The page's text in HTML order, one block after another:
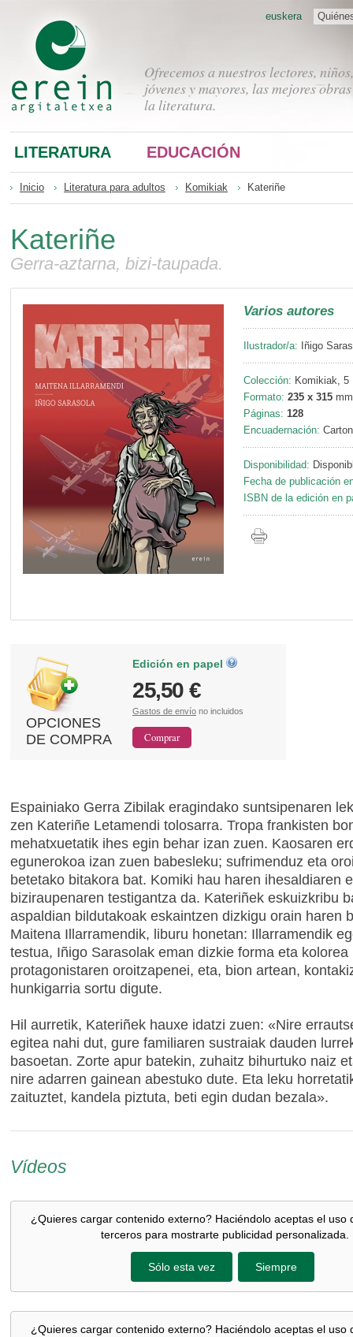
Ofrecemos a nuestros lectores, niños,
jóvenes y mayores, las mejores
la literatura.
euskera
LITERATURA EDUCACIÓN
Inicio Literatura para adultos Komikiak Kateriñe
Kateriñe
Gerra-aztarna, bizi-taupada.
Varios autores
Ilustrador/a: Iñigo
Colección: Komikiak, 5
Formato: 235 x 315 mm
Páginas: 128
Encuadernación:
Disponibilidad:
Fecha de publicación
ISBN de la edición en
OPCIONES
DE COMPRA
Edición en papel
25,50 €
Gastos de envío no incluidos
Espainiako Gerra Zibilak eragindako suntsipenaren
zen Kateriñe Letamendi tolosarra. Tropa frankisten
mehatxuetatik ihes egin behar izan zuen. Kaosaren
egunerokoa izan zuen babesleku; sufrimenduz eta
betetako bitakora bat. Komiki hau haren ihesaldiaren
biziraupenaren testigantza da. Kateriñek eskuizkribu
aspaldian bildutakoak eskaintzen dizkigu orain haren
Maitena Illarramendik, liburu honetan: Illarramendik
testua, Iñigo Sarasolak eman dizkie forma eta kolorea
protagonistaren oroitzapenei, eta, bion artean,
hunkigarria sortu digute.
Hil aurretik, Kateriñek hauxe idatzi zuen: «Nire
egitea nahi dut, gure familiaren sustraiak dauden
basoetan. Zorte apur batekin, zuhaitz bihurtuko naiz
nire adarren gainean abestuko dute. Eta leku
zaituztet, kandela piztuta, beti egin dudan bezala».
Vídeos
¿Quieres cargar contenido externo? Haciéndolo aceptas el uso
terceros para mostrarte publicidad personalizada.
Sólo esta vez Siempre
¿Quieres cargar contenido externo? Haciéndolo aceptas el uso